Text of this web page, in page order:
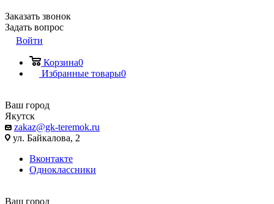
Заказать звонок
Задать вопрос
Войти
Корзина0
Избранные товары0
Ваш город
Якутск
zakaz@gk-teremok.ru
ул. Байкалова, 2
Вконтакте
Одноклассники
Ваш город